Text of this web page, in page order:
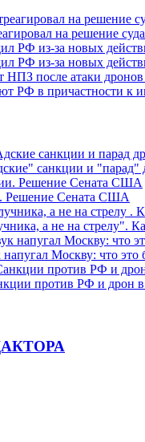
на решение
РФ из-за новых
РФ из-за новых
НПЗ после атаки дронов
РФ в причастности к
санкции и "парад"
Решение Сената США
а не на стрелу".
напугал Москву: что это
против РФ и дрон